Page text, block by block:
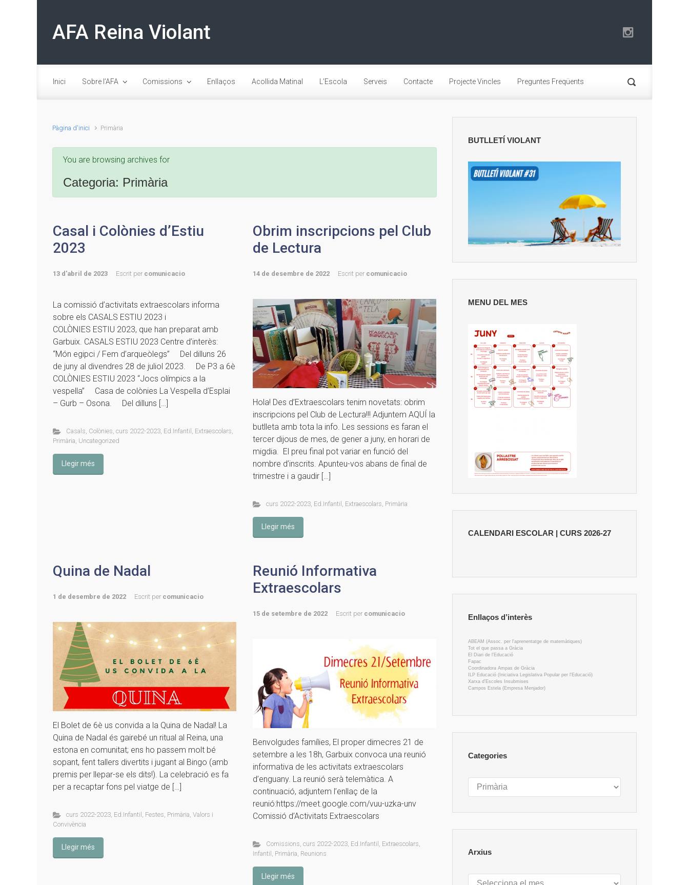
AFA Reina Violant
Inici Sobre l’AFA Comissions Enllaços Acollida Matinal L’Escola Serveis Contacte Projecte Vincles Preguntes Freqüents
Pàgina d'inici Primària
You are browsing archives for
Categoria: Primària
Casal i Colònies d’Estiu
2023
13 d'abril de 2023 Escrit per comunicacio
La comissió d’activitats extraescolars informa
sobre els CASALS ESTIU 2023 i
COLÒNIES ESTIU 2023, que han preparat amb
Garbuix. CASALS ESTIU 2023 Centre d’interès:
“Món egipci / Fem d’arqueòlegs” Del dilluns 26
de juny al divendres 28 de juliol 2023. De P3 a 6è
COLÒNIES ESTIU 2023 “Jocs olímpics a la
vespella” Casa de colònies La Vespella d’Esplai
– Gurb – Osona. Del dilluns […]
Casals, Colònies, curs 2022-2023, Ed.Infantil , Extraescolars,
Primària, Uncategorized
Llegir més
Obrim inscripcions pel Club
de Lectura
14 de desembre de 2022 Escrit per comunicacio
Hola! Des d’Extraescolars tenim novetats: obrim
inscripcions pel Club de Lectura!!! Adjuntem AQUÍ la
butlleta amb tota la info. Les sessions es faran el
tercer dijous de mes, de gener a juny, en horari de
migdia. El preu final pot variar en funció del
nombre d’inscrits. Apunteu-vos abans de final de
trimestre i a gaudir […]
curs 2022-2023, Ed.Infantil , Extraescolars, Primària
Llegir més
Quina de Nadal
1 de desembre de 2022 Escrit per comunicacio
El Bolet de 6è us convida a la Quina de Nadal! La
Quina de Nadal és gairebé un ritual al Reina, una
estona en comunitat; ens ho passem molt bé
sopant, fent tallers divertits i jugant al Bingo (amb
premis per llepar-se els dits!). La celebració es fa
per a recaptar fons pel viatge de […]
curs 2022-2023, Ed.Infantil Festes Primària Valors i
Convivència
Llegir més
Reunió Informativa
Extraescolars
15 de setembre de 2022 Escrit per comunicacio
Benvolgudes famílies, El proper dimecres 21 de
setembre a les 18h, Garbuix convoca una reunió
informativa de les activitats extraescolars
d’enguany. La reunió serà telemàtica. A
continuació, adjuntem l’enllaç de la
reunió:https://meet.google.com/vuu-uzka-unv
Comissió d’Activitats Extraescolars
Comissions curs 2022-2023, Ed.Infantil Extraescolars
Infantil
Primària Reunions
Llegir més
BUTLLETÍ VIOLANT
MENU DEL MES
CALENDARI ESCOLAR | CURS 2026-27
Enllaços d’interès
ABEAM (Assoc. per l'aprenentatge de matemàtiques)
Tot el que passa a Gràcia
El Diari de l'Educació
Fapac
Coordinadora Ampas de Gràcia
ILP Educació (Iniciativa Legislativa Popular per l'Educació)
Xarxa d'Escoles Insubmises
Campos Estela (Empresa Menjador)
Categories
Categories
Arxius
Arxius